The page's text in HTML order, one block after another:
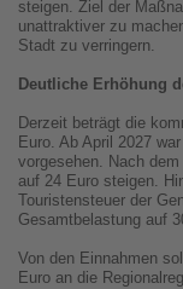
steigen. Ziel der
unattraktiver zu
Stadt zu verringern.
Deutliche Erhöhung
Derzeit beträgt die
Euro. Ab April 2027
vorgesehen. Nach
auf 24 Euro steigen.
Touristensteuer der
Gesamtbelastung auf
Von den Einnahmen
Euro an die